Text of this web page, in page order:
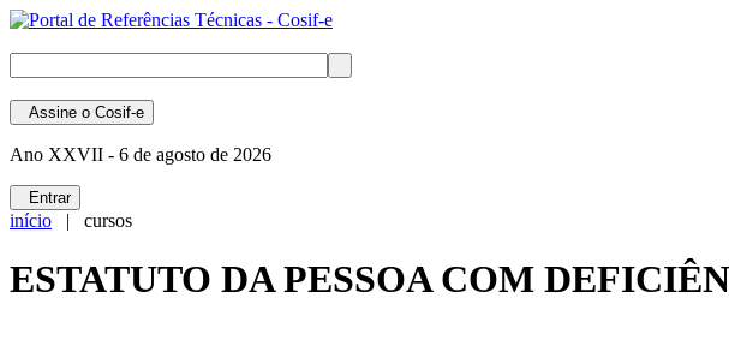
Assine o Cosif-e
Ano XXVII - 6 de agosto de 2026
Entrar
início | cursos
ESTATUTO DA PESSOA COM